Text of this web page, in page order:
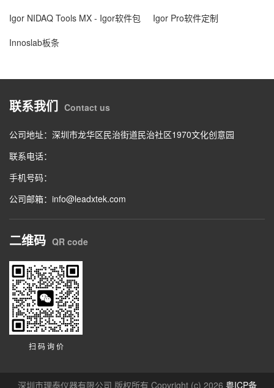
Igor NIDAQ Tools MX - Igor软件包
Igor Pro软件定制
Innoslab板条
联系我们 Contact us
公司地址：深圳市龙华区民治街道民治社区1970文化创意园
联系电话：
手机号码：
公司邮箱：info@leadxtek.com
二维码 QR code
扫 码 询 价
深圳市理泰仪器有限公司 版权所有 Copyright (c) 2026 粤ICP备